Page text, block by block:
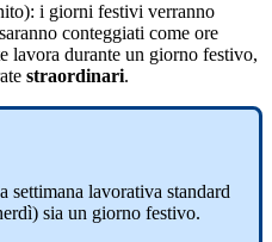
): i giorni festivi verranno
saranno conteggiati come ore
lavora durante un giorno festivo,
straordinari.
settimana lavorativa standard
ì) sia un giorno festivo.